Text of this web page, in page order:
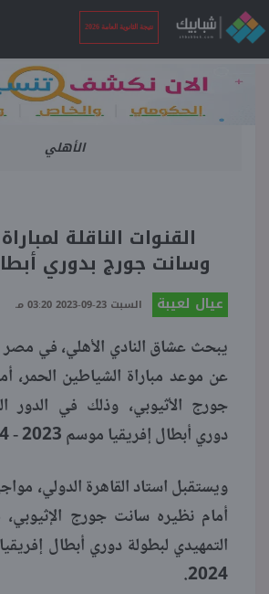
نتيجة الثانوية العامة 2026
الرئيسية
نتيجة الثانوية العامة 2026
فنجان قهوة
بوابة الطلبة
ملفات
منوعات
الأهلي
القنوات الناقلة
وسانت جورج بدوري
عيال لعيبة السبت 23-09-2023 03:20 مـ
يبحث عشاق النادي الأهلي، في مصر
عن موعد مباراة الشياطين الحمر،
جورج الأثيوبي، وذلك في الدور
دوري أبطال إفريقيا موسم 2023 - 2024.
ويستقبل استاد القاهرة الدولي،
أمام نظيره سانت جورج
2024.